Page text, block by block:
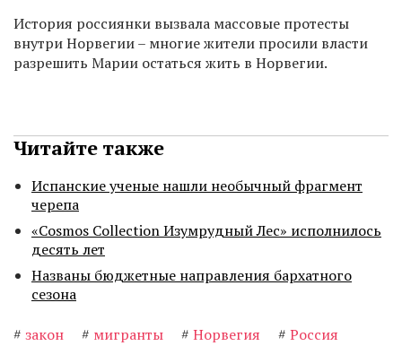
История россиянки вызвала массовые протесты
внутри Норвегии – многие жители просили власти
разрешить Марии остаться жить в Норвегии.
Читайте также
Испанские ученые нашли необычный фрагмент
черепа
«Cosmos Collection Изумрудный Лес» исполнилось
десять лет
Названы бюджетные направления бархатного
сезона
# закон # мигранты # Норвегия # Россия